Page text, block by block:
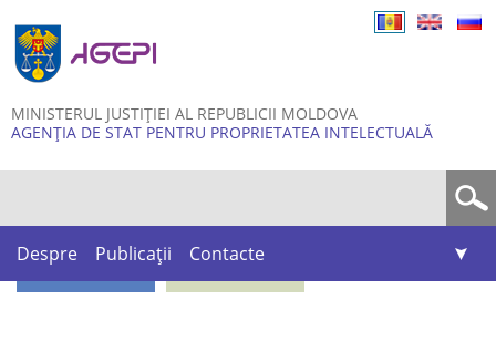
MINISTERUL JUSTIȚIEI AL REPUBLICII MOLDOVA
AGENȚIA DE STAT PENTRU PROPRIETATEA INTELECTUALĂ
Despre Publicații Contacte